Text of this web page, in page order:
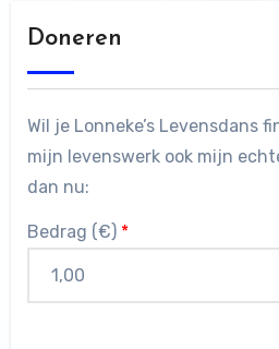
Doneren
Wil je Lonneke’s Levensdans
mijn levenswerk ook mijn
dan nu:
Bedrag (€) *